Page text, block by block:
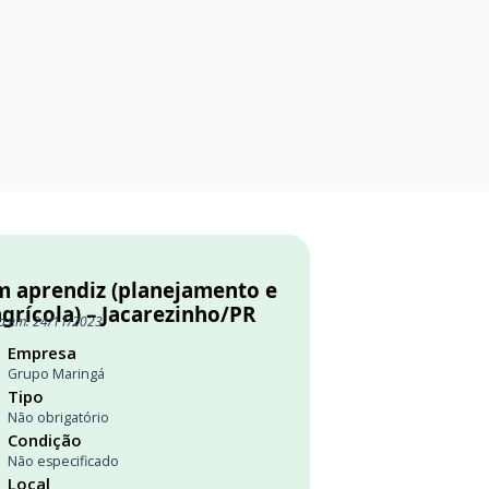
aprendiz (planejamento e
– Jacarezinho/PR
em: 24/11/2023
Empresa
Grupo Maringá
Tipo
Não obrigatório
Condição
Não especificado
Local